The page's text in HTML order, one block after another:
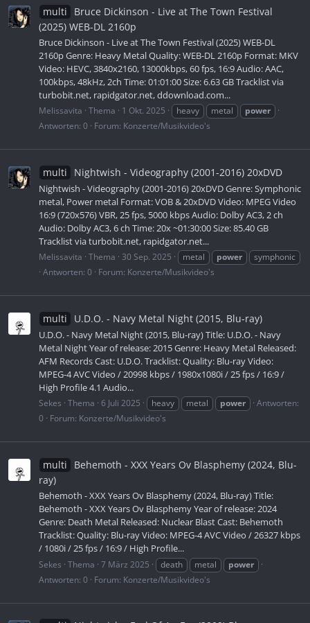
multi
Bruce Dickinson - Live at The Town Festival
(2025) WEB-DL 2160p
Bruce Dickinson - Live at The Town Festival (2025) WEB-DL
2160p Genre: Heavy Metal Quality: WEB-DL 2160p Format: MKV
Video: HEVC, 3840x2160, 13000kbps, 60 fps, 16:9 Audio: AAC,
100kbps, 48kHz, 2ch Time: 01:01:00 Size: 6.63 GB Tracklist via
turbobit.net, rapidgator.net, ddownload.com...
Melissavita Thema 1 Okt. 2025 heavy metal
power
Antworten: 0
Forum: Konzerte/Musikvideo's
multi Nightwish - Videography (2001-2016) 20xDVD
Nightwish - Videography (2001-2016) 20xDVD Genre: Symphonic
metal, Power metal Format: VOB & 20xDVD Video: MPEG Video
16:9 (720x576) VBR, 25 fps, 5000 kbps Audio: Dolby AC3, 2 ch
Audio: Dolby AC3, 6 ch Time: 20x ~01:30:00 Size: 85.40 GB
Tracklist via turbobit.net, rapidgator.net...
Melissavita Thema 30 Sep. 2025 metal power
symphonic
Antworten: 0
Forum: Konzerte/Musikvideo's
multi U.D.O. - Navy Metal Night (2015, Blu-ray)
U.D.O. - Navy Metal Night (2015, Blu-ray) Title: U.D.O. - Navy
Metal Night Year of release: 2015 Genre: Heavy Metal Released:
AFM Records Cast: U.D.O. Tracklist: Quality: Blu-ray Video:
MPEG-4 AVC Video / 20998 kbps / 1980x1080i / 25 fps / 16:9 /
High Profile 4.1 Audio...
Sekes Thema 6 Juli 2025 heavy metal power
Antworten:
0
Forum: Konzerte/Musikvideo's
multi
Behemoth - XXX Years Ov Blasphemy (2024, Blu-
ray)
Behemoth - XXX Years Ov Blasphemy (2024, Blu-ray) Title:
Behemoth - XXX Years Ov Blasphemy Year of release: 2024
Genre: Death Metal Released: Nuclear Blast Cast: Behemoth
Tracklist: Quality: Blu-ray Video: MPEG-4 AVC Video / 26327 kbps
/ 1080i / 25 fps / 16:9 / High Profile...
Sekes Thema 7 März 2025 death metal
power
Antworten: 0
Forum: Konzerte/Musikvideo's